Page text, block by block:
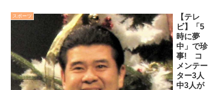
Powered by livedoor 相
マ『ラムネモンキー』 トレ
ンディなクリスマスイヴ
2/25(水)
36歳の彼女と結婚したい
のに、家族が猛反対。家族
から信じられない言葉が飛
スポーツ
【テレ
ビ】「5
時に夢
中」で珍
事! コ
メンテー
ター3人
中3人が